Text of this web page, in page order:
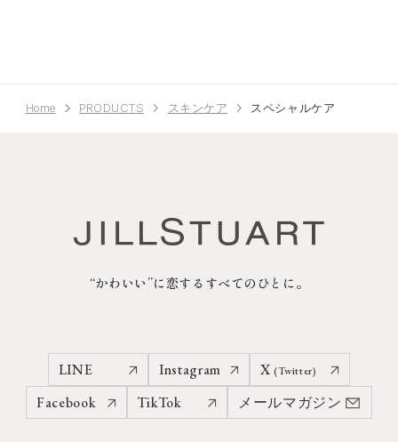
Home PRODUCTS スキンケア スペシャルケア
“かわいい”に恋するすべてのひとに。
LINE Instagram X (Twitter)
Facebook TikTok メールマガジン